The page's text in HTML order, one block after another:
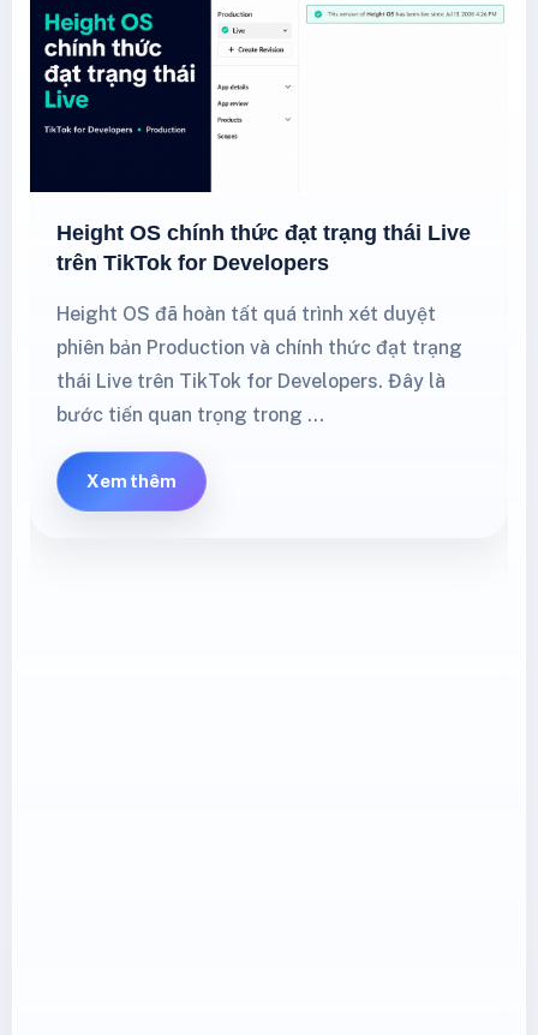
Height OS chính thức đạt trạng thái Live
trên TikTok for Developers
Height OS đã hoàn tất quá trình xét duyệt
phiên bản Production và chính thức đạt trạng
thái Live trên TikTok for Developers. Đây là
bước tiến quan trọng trong …
Xem thêm